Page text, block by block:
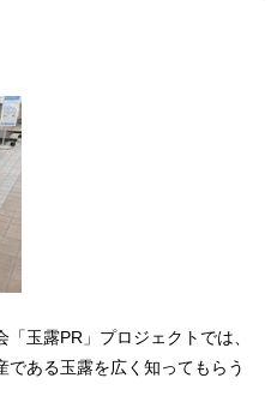
玉露PR」プロジェクトでは、
ある玉露を広く知ってもらう